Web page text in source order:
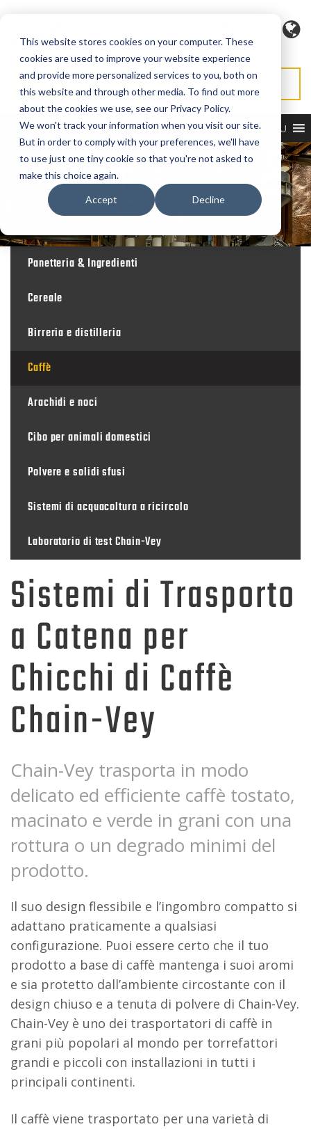
This website stores cookies on your computer. These
cookies are used to improve your website experience
and provide more personalized services to you, both on
this website and through other media. To find out more
about the cookies we use, see our Privacy Policy.
We won't track your information when you visit our site.
But in order to comply with your preferences, we'll have
to use just one tiny cookie so that you're not asked to
make this choice again.
Accept Decline
RICHIEDI PREVENTIVO RICHIEDI ASSISTENZA
MENU
Panetteria & Ingredienti
Cereale
Birreria e distilleria
Caffè
Arachidi e noci
Cibo per animali domestici
Polvere e solidi sfusi
Sistemi di acquacoltura a ricircolo
Laboratorio di test Chain-Vey
Sistemi di Trasporto
a Catena per
Chicchi di Caffè
Chain-Vey
Chain-Vey trasporta in modo
delicato ed efficiente caffè tostato,
macinato e verde in grani con una
rottura o un degrado minimi del
prodotto.
Il suo design flessibile e l’ingombro compatto si
adattano praticamente a qualsiasi
configurazione. Puoi essere certo che il tuo
prodotto a base di caffè mantenga i suoi aromi
e sia protetto dall’ambiente circostante con il
design chiuso e a tenuta di polvere di Chain-Vey.
Chain-Vey è uno dei trasportatori di caffè in
grani più popolari al mondo per torrefattori
grandi e piccoli con installazioni in tutti i
principali continenti.
Il caffè viene trasportato per una varietà di